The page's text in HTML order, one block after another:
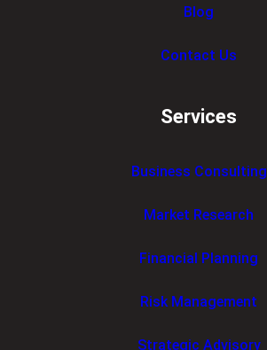
Blog
Contact Us
Services
Business Consulting
Market Research
Financial Planning
Risk Management
Strategic Advisory